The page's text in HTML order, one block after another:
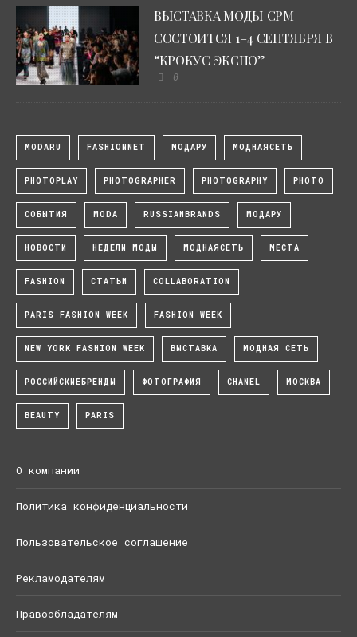
ВЫСТАВКА МОДЫ CPM
СОСТОИТСЯ 1–4 СЕНТЯБРЯ В
“КРОКУС ЭКСПО”
0
MODARU FASHIONNET МОДАРУ МОДНАЯСЕТЬ
PHOTOPLAY PHOTOGRAPHER PHOTOGRAPHY PHOTO
СОБЫТИЯ MODA RUSSIANBRANDS МОДАРУ
НОВОСТИ НЕДЕЛИ МОДЫ МОДНАЯСЕТЬ МЕСТА
FASHION СТАТЬИ COLLABORATION
PARIS FASHION WEEK FASHION WEEK
NEW YORK FASHION WEEK ВЫСТАВКА МОДНАЯ СЕТЬ
РОССИЙСКИЕБРЕНДЫ ФОТОГРАФИЯ CHANEL МОСКВА
BEAUTY PARIS
О компании
Политика конфиденциальности
Пользовательское соглашение
Рекламодателям
Правообладателям